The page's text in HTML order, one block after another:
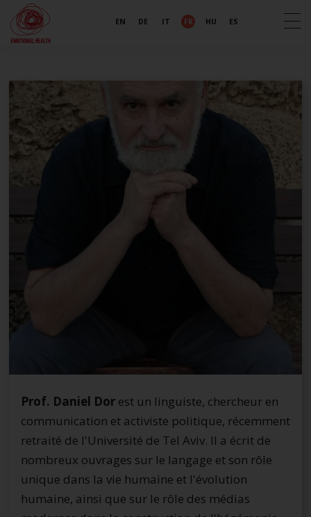
EN DE IT FR HU ES
Prof. Daniel Dorest un linguiste, chercheur en
communication et activiste politique, récemment
retraité de l'Université de Tel Aviv. Il a écrit de
nombreux ouvrages sur le langage et son rôle
unique dans la vie humaine et l'évolution
humaine, ainsi que sur le rôle des médias